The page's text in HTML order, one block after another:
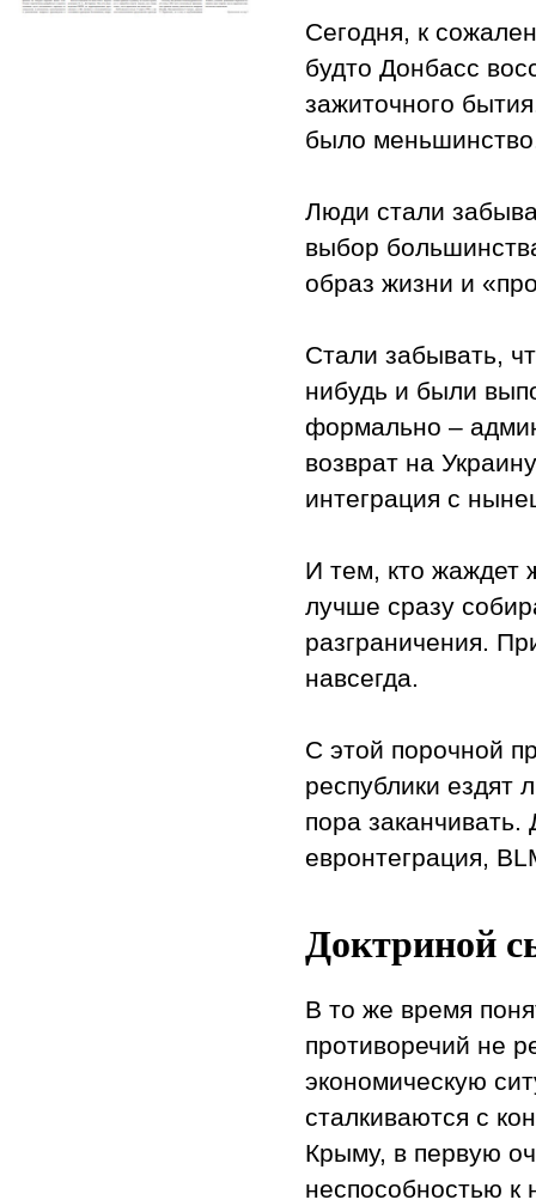
Сегодня, к
будто Донбасс
зажиточного
было
Люди стали
выбор
образ жизни и
Стали забывать,
нибудь и были
формально –
возврат на
интеграция с
И тем, кто жаждет
лучше сразу
разграничения.
навсегда.
С этой порочной
республики ездят
пора
евронтеграция,
Доктриной
В то же время
противоречий не
экономическую
сталкиваются с
Крыму, в первую
неспособностью к